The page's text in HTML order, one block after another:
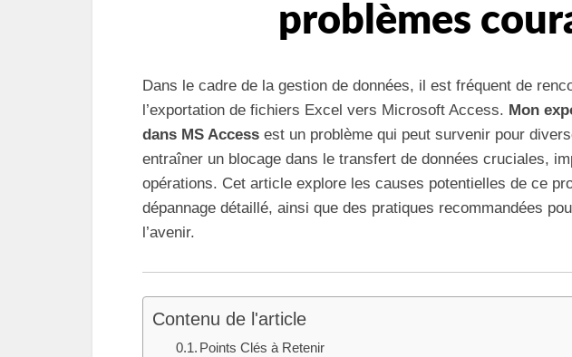
problèmes
Dans le cadre de la gestion de données, il est fréquent de
l’exportation de fichiers Excel vers Microsoft Access. Mon
dans MS Access est un problème qui peut survenir pour
entraîner un blocage dans le transfert de données cruciales,
opérations. Cet article explore les causes potentielles de ce
dépannage détaillé, ainsi que des pratiques recommandées
l’avenir.
Contenu de l'article
Points Clés à Retenir